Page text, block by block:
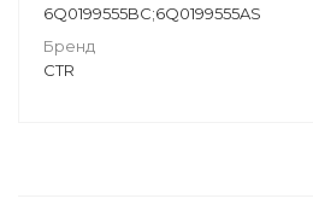
6Q0199555BC;6Q0199555AS
Бренд
CTR